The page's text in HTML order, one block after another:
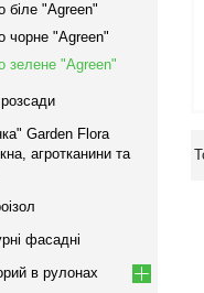
біле "Agreen"
чорне "Agreen"
зелене "Agreen"
Garden Flora
агротканини та
фасадні
в рулонах